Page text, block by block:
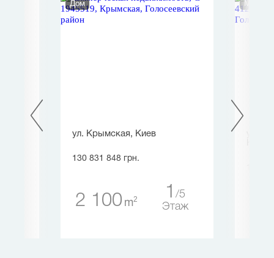
Дом
ул. Крымская, Киев
130 831 848 грн.
2 100 m2 1
5
Этаж